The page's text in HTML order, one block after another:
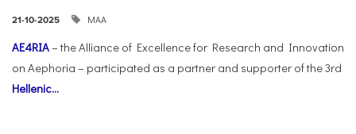
21-10-2025 ΜΑΑ
AE4RIA– the Alliance of Excellence for Research and Innovation
on Aephoria – participated as a partner and supporter of the 3rd
Hellenic...